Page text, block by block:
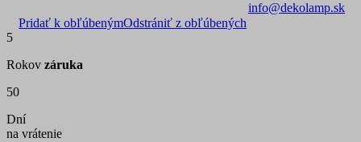
info@dekolamp.sk
Pridať k obľúbenýmOdstrániť z obľúbených
5
Rokov záruka
50
Dní
na vrátenie